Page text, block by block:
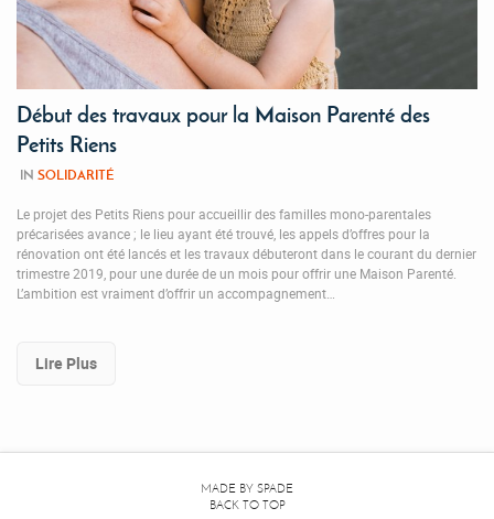
Début des travaux pour la Maison Parenté des
Petits Riens
IN SOLIDARITÉ
Le projet des Petits Riens pour accueillir des familles mono-parentales
précarisées avance ; le lieu ayant été trouvé, les appels d’offres pour la
rénovation ont été lancés et les travaux débuteront dans le courant du dernier
trimestre 2019, pour une durée de un mois pour offrir une Maison Parenté.
L’ambition est vraiment d’offrir un accompagnement…
Lire Plus
MADE BY SPADE
BACK TO TOP